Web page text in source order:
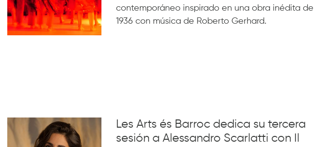
contemporáneo inspirado en una obra inédita de
1936 con música de Roberto Gerhard.
Les Arts és Barroc dedica su tercera
sesión a Alessandro Scarlatti con Il